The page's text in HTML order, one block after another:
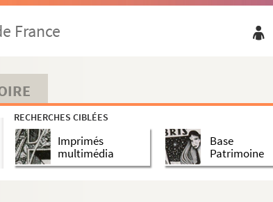
France
RECHERCHES CIBLÉES
Imprimés
multimédia
Base
Patrimoine